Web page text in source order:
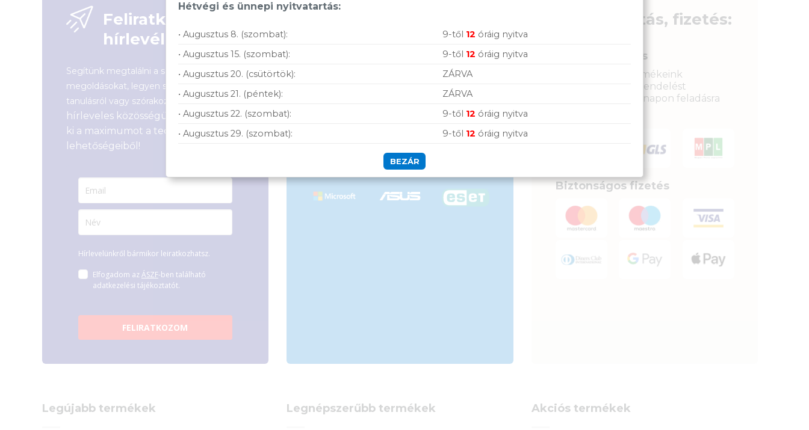
Feliratkozás
hírlevélre
Segítünk megtalálni a számodra legjobb
megoldásokat, legyen szó munkáról,
tanulásról vagy szórakozásról! Csatlakozz
hírleveles közösségünkhöz, és hozd
ki a maximumot a tech-világ
lehetőségeiből!
Hírlevelünkről bármikor leiratkozhatsz.
Elfogadom az ÁSZF-ben található
adatkezelési tájékoztatót.
FELIRATKOZOM
vállalkozásoknak
Szállítás, fizetés:
Gyors kiszállítás
Raktáron lévő termékeink
legkésőbb a megrendelést
követkető munkanapon feladásra
Biztonságos fizetés
Legújabb termékek Legnépszerűbb termékek Akciós termékek
Hétvégi és ünnepi nyitvatartás:
• Augusztus 8. (szombat): 9-től 12 óráig nyitva
• Augusztus 15. (szombat):
9-től 12 óráig nyitva
• Augusztus 20. (csütörtök):
ZÁRVA
• Augusztus 21. (péntek):
ZÁRVA
• Augusztus 22. (szombat):
9-től 12 óráig nyitva
• Augusztus 29. (szombat):
9-től 12 óráig nyitva
BEZÁR